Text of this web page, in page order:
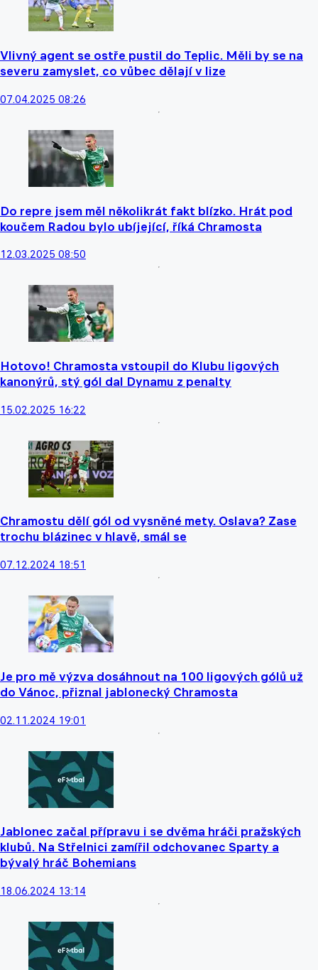
Vlivný agent se ostře pustil do Teplic. Měli by se na
severu zamyslet, co vůbec dělají v lize
07.04.2025 08:26
Do repre jsem měl několikrát fakt blízko. Hrát pod
koučem Radou bylo ubíjející, říká Chramosta
12.03.2025 08:50
Hotovo! Chramosta vstoupil do Klubu ligových
kanonýrů, stý gól dal Dynamu z penalty
15.02.2025 16:22
Chramostu dělí gól od vysněné mety. Oslava? Zase
trochu blázinec v hlavě, smál se
07.12.2024 18:51
Je pro mě výzva dosáhnout na 100 ligových gólů už
do Vánoc, přiznal jablonecký Chramosta
02.11.2024 19:01
Jablonec začal přípravu i se dvěma hráči pražských
klubů. Na Střelnici zamířil odchovanec Sparty a
bývalý hráč Bohemians
18.06.2024 13:14